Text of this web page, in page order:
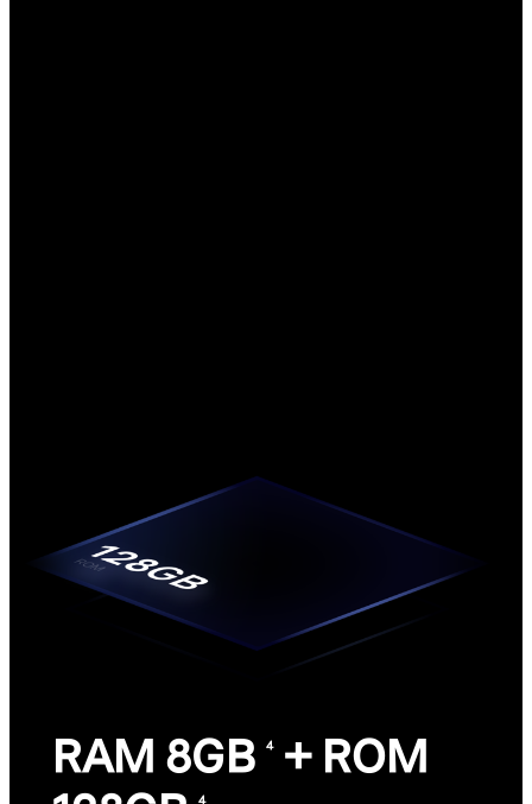
RAM 8GB 4+ ROM
4